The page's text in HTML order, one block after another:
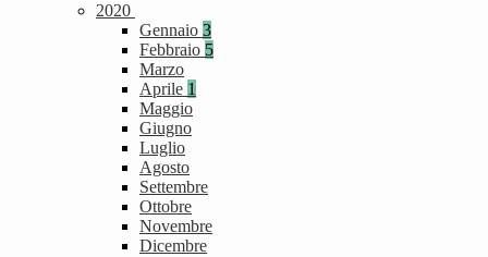
2020
Gennaio 3
Febbraio 5
Marzo
Aprile 1
Maggio
Giugno
Luglio
Agosto
Settembre
Ottobre
Novembre
Dicembre